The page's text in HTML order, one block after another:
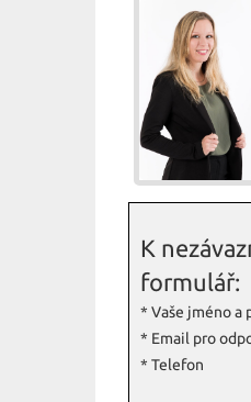
K
formulář:
* Vaše jméno a
* Email pro
* Telefon